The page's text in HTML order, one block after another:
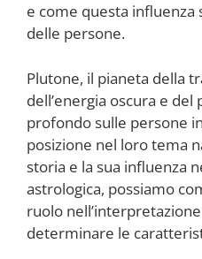
e come questa influenza
delle persone.
Plutone, il pianeta della
dell’energia oscura e
profondo sulle persone
posizione nel loro tema
storia e la sua influenza
astrologica, possiamo
ruolo
determinare le